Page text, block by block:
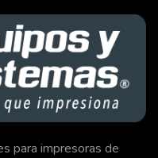
para impresoras de